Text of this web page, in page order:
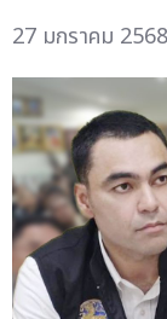
27 มกราคม